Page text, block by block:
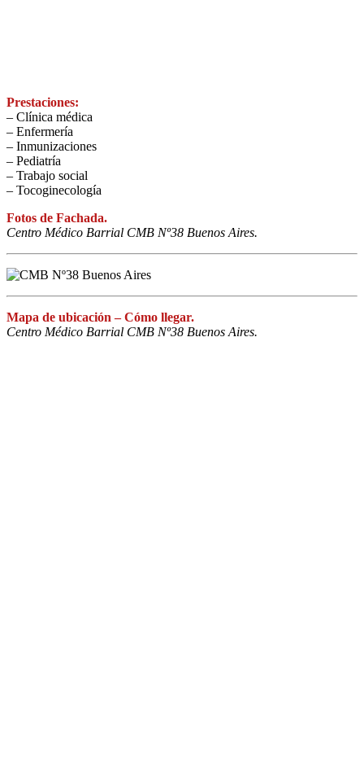
Prestaciones:
– Clínica médica
– Enfermería
– Inmunizaciones
– Pediatría
– Trabajo social
– Tocoginecología
Fotos de Fachada.
Centro Médico Barrial CMB Nº38 Buenos Aires.
Mapa de ubicación – Cómo llegar.
Centro Médico Barrial CMB Nº38 Buenos Aires.